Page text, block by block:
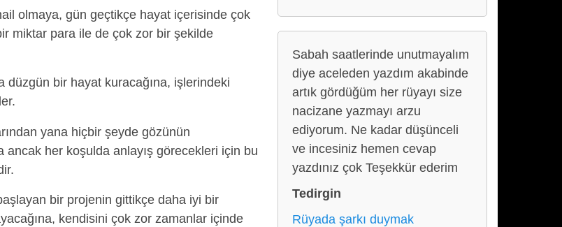
olmaya, gün geçtikçe hayat içerisinde çok
miktar para ile de çok zor bir şekilde
düzgün bir hayat kuracağına, işlerindeki
yana hiçbir şeyde gözünün
ancak her koşulda anlayış görecekleri için bu
bir projenin gittikçe daha iyi bir
kendisini çok zor zamanlar içinde
Sabah saatlerinde unutmayalım
diye aceleden yazdım akabinde
artık gördüğüm her rüyayı size
nacizane yazmayı arzu
ediyorum. Ne kadar düşünceli
ve incesiniz hemen cevap
yazdınız çok Teşekkür ederim
Tedirgin
Rüyada şarkı duymak